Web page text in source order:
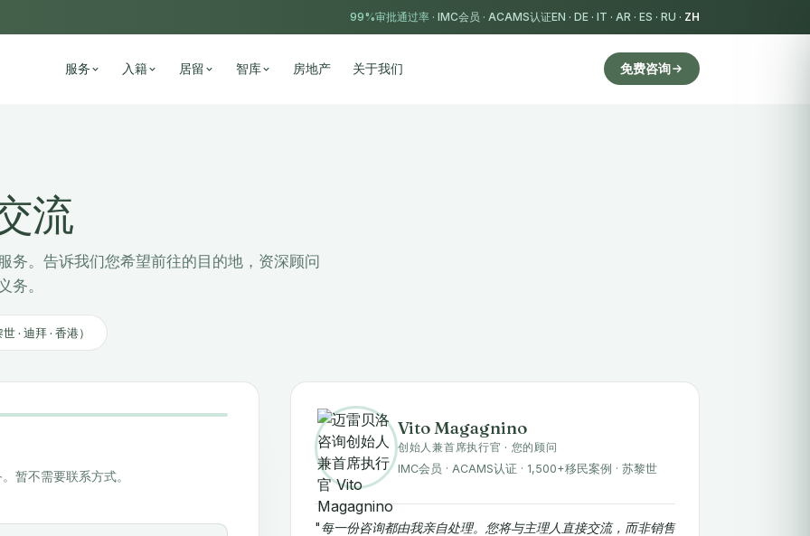
99%审批通过率 · IMC会员 · ACAMS认证EN · DE · IT · AR · ES · RU · ZH
服务 入籍 居留 智库 房地产 关于我们 免费咨询
流
务。告诉我们您希望前往的目的地，资深顾问
务。
· 迪拜 · 香港）
暂不需要联系方式。
Vito Magagnino
创始人兼首席执行官 · 您的顾问
IMC会员 · ACAMS认证 · 1,500+移民案例 · 苏黎世
"每一份咨询都由我亲自处理。您将与主理人直接交流，而非销售